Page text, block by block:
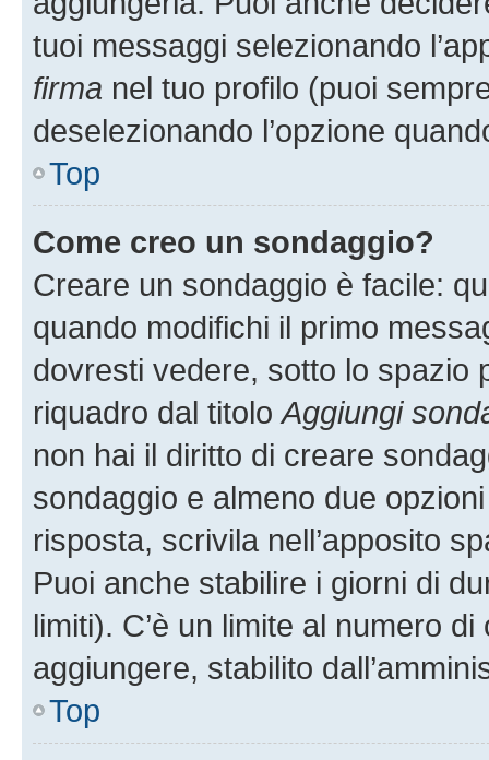
tuoi messaggi selezionando
firma nel tuo profilo (puoi
deselezionando l’opzione
Top
Come creo un sondaggio?
Creare un sondaggio è facile:
quando modifichi il primo
dovresti vedere, sotto lo spazio
riquadro dal titoloAggiungi
non hai il diritto di creare
sondaggio e almeno due
risposta, scrivila nell’apposito
Puoi anche stabilire i giorni di
limiti). C’è un limite al numero
aggiungere, stabilito
Top